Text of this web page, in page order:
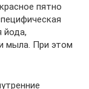
пятно
йода,
мыла. При этом